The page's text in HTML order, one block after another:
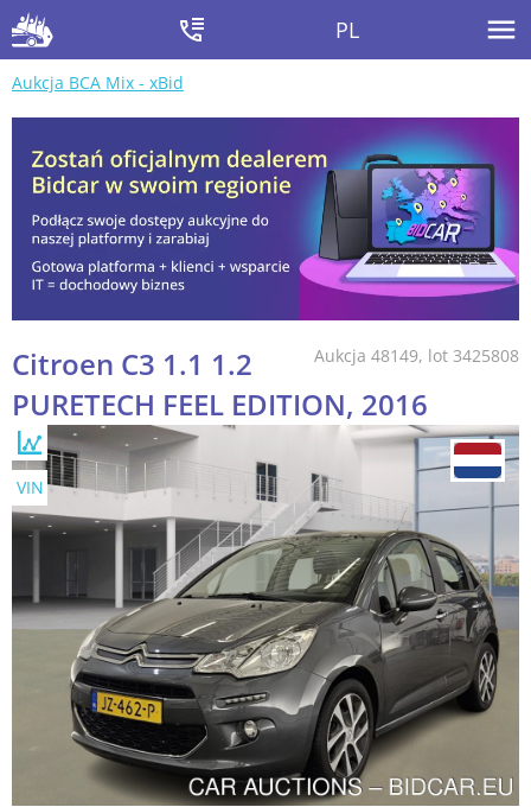
PL
Aukcja BCA Mix - xBid
Aukcja 48149, lot 3425808
Citroen C3 1.1 1.2
PURETECH FEEL EDITION, 2016
VIN